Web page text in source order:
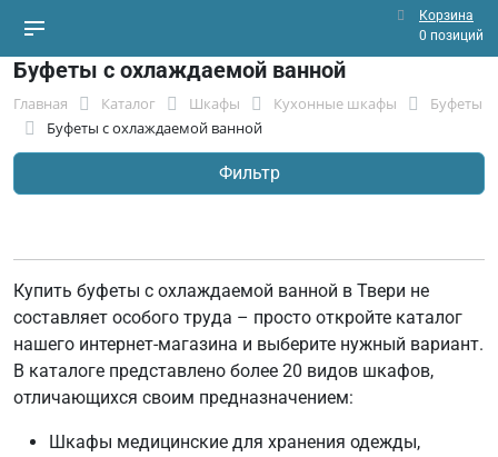
Корзина
0 позиций
Буфеты с охлаждаемой ванной
Главная Каталог Шкафы Кухонные шкафы
Буфеты
Буфеты с охлаждаемой ванной
Фильтр
Купить буфеты с охлаждаемой ванной в Твери не
составляет особого труда – просто откройте каталог
нашего интернет-магазина и выберите нужный вариант.
В каталоге представлено более 20 видов шкафов,
отличающихся своим предназначением:
Шкафы медицинские для хранения одежды,